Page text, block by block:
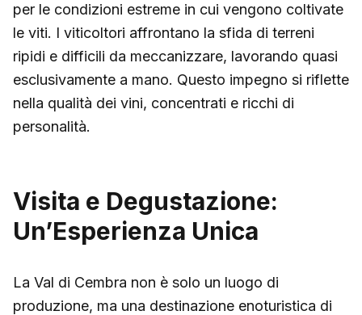
per le condizioni estreme in cui vengono coltivate
le viti. I viticoltori affrontano la sfida di terreni
ripidi e difficili da meccanizzare, lavorando quasi
esclusivamente a mano. Questo impegno si riflette
nella qualità dei vini, concentrati e ricchi di
personalità.
Visita e Degustazione:
Un’Esperienza Unica
La Val di Cembra non è solo un luogo di
produzione, ma una destinazione enoturistica di